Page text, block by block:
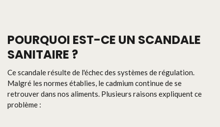
POURQUOI EST-CE UN SCANDALE
SANITAIRE ?
Ce scandale résulte de l'échec des systèmes de régulation.
Malgré les normes établies, le cadmium continue de se
retrouver dans nos aliments. Plusieurs raisons expliquent ce
problème :